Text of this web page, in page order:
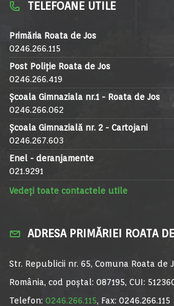
TELEFOANE UTILE
Primăria Roata de Jos
0246.266.115
Post Poliție Roata de Jos
0246.266.419
Școala Gimnaziala nr.1 - Roata de Jos
0246.266.062
Școala Gimnazială nr. 2 - Cartojani
0246.267.603
Enel - deranjamente
021.9291
Vedeți toate contactele utile
ADRESA PRIMĂRIEI ROATA
Str. Republicii nr. 65, Comuna Roata de
România, cod poștal: 087195, CUI:
Telefon: 0246.266.115, Fax: 0246.266.115